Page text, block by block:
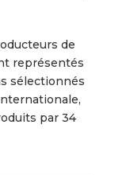
de
représentés
sélectionnés
par 34